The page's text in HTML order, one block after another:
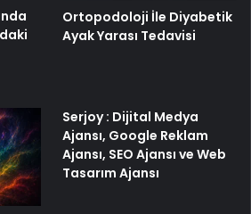
Ortopodoloji İle Diyabetik
Ayak Yarası Tedavisi
Serjoy : Dijital Medya
Ajansı, Google Reklam
Ajansı, SEO Ajansı ve Web
Tasarım Ajansı